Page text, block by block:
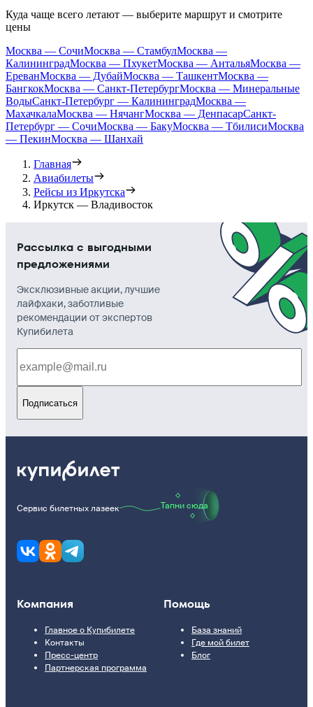
Куда чаще всего летают — выберите маршрут и смотрите
цены
Москва — СочиМосква — СтамбулМосква —
КалининградМосква — ПхукетМосква — АнтальяМосква —
ЕреванМосква — ДубайМосква — ТашкентМосква —
БангкокМосква — Санкт-ПетербургМосква — Минеральные
ВодыСанкт-Петербург — КалининградМосква —
МахачкалаМосква — НячангМосква — ДенпасарСанкт-
Петербург — СочиМосква — БакуМосква — ТбилисиМосква
— ПекинМосква — Шанхай
Главная
Авиабилеты
Рейсы из Иркутска
Иркутск — Владивосток
Рассылка с выгодными
предложениями
Эксклюзивные акции, лучшие
лайфхаки, заботливые
рекомендации от экспертов
Купибилета
Подписаться
Сервис билетных лазеек Тапни сюда
Компания
Главное о Купибилете
Контакты
Пресс-центр
Партнерская программа
Помощь
База знаний
Где мой билет
Блог